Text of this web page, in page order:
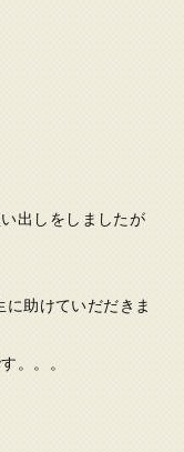
出しをしましたが
助けていだだきま
。。。